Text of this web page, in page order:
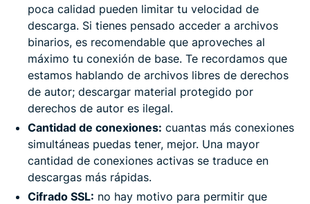
poca calidad pueden limitar tu velocidad de
descarga. Si tienes pensado acceder a archivos
binarios, es recomendable que aproveches al
máximo tu conexión de base. Te recordamos que
estamos hablando de archivos libres de derechos
de autor; descargar material protegido por
derechos de autor es ilegal.
Cantidad de conexiones: cuantas más conexiones
simultáneas puedas tener, mejor. Una mayor
cantidad de conexiones activas se traduce en
descargas más rápidas.
Cifrado SSL: no hay motivo para permitir que